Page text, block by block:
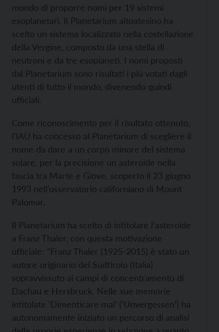
mondo di proporre nomi per 19 sistemi
esoplanetari. Il Planetarium altoatesino ha
scelto un sistema localizzato nella costellazione
della Vergine, composto da una stella di
neutroni e da tre esopianeti. I nomi proposti
dal Planetarium sono risultati i più votati dagli
utenti di tutto il mondo, divenendo quindi
ufficiali.
Come riconoscimento per il risultato ottenuto,
l’IAU ha concesso al Planetarium di scegliere il
nome da dare a un corpo minore del sistema
solare, per la precisione un asteroide nella
fascia tra Marte e Giove, scoperto il 23 giugno
1993 nell’osservatorio californiano di Mount
Palomar.
Il Planetarium ha scelto di intitolare l’asteroide
a Franz Thaler, con questa motivazione
ufficiale: “Franz Thaler (1925-2015) è stato un
autore originario del Sudtirolo (Italia)
sopravvissuto ai campi di concentramento di
Dachau e Hersbruck. Nelle sue memorie
intitolate ‘Dimenticare mai’ (‘Unvergessen’) ha
autonomamente iniziato un percorso di analisi